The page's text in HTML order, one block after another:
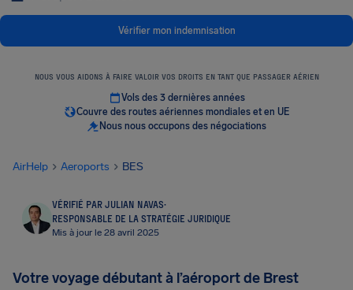
Vérifier mon indemnisation
NOUS VOUS AIDONS À FAIRE VALOIR VOS DROITS EN TANT QUE PASSAGER AÉRIEN
Vols des 3 dernières années
Couvre des routes aériennes mondiales et en UE
Nous nous occupons des négociations
AirHelp Aeroports BES
VÉRIFIÉ PAR JULIAN NAVAS·
RESPONSABLE DE LA STRATÉGIE JURIDIQUE
Mis à jour le 28 avril 2025
Votre voyage débutant à l’aéroport de Brest